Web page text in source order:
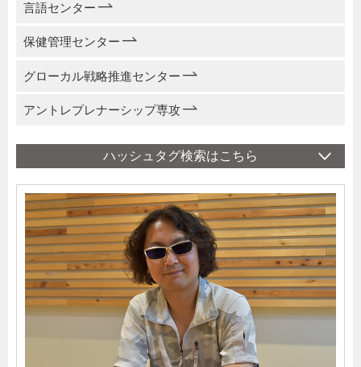
言語センター
保健管理センター
グローカル戦略推進センター
アントレプレナーシップ専攻